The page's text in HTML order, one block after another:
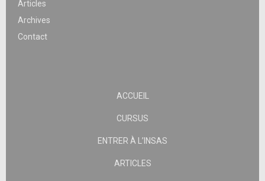
Articles
Archives
Contact
ACCUEIL
CURSUS
ENTRER À L’INSAS
ARTICLES